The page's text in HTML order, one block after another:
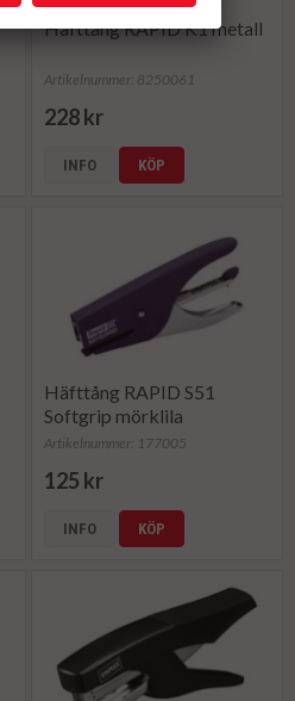
Häfttång RAPID K1 metall
Artikelnummer: 8250061
228 kr
INFO KÖP
Häfttång RAPID S51
Softgrip mörklila
Artikelnummer: 177005
125 kr
INFO KÖP